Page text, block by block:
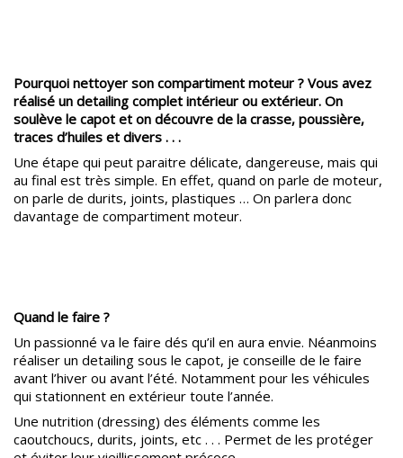
Pourquoi nettoyer son compartiment moteur ? Vous avez
réalisé un detailing complet intérieur ou extérieur. On
soulève le capot et on découvre de la crasse, poussière,
traces d’huiles et divers . . .
Une étape qui peut paraitre délicate, dangereuse, mais qui
au final est très simple. En effet, quand on parle de moteur,
on parle de durits, joints, plastiques … On parlera donc
davantage de compartiment moteur.
Quand le faire ?
Un passionné va le faire dés qu’il en aura envie. Néanmoins
réaliser un detailing sous le capot, je conseille de le faire
avant l’hiver ou avant l’été. Notamment pour les véhicules
qui stationnent en extérieur toute l’année.
Une nutrition (dressing) des éléments comme les
caoutchoucs, durits, joints, etc . . . Permet de les protéger